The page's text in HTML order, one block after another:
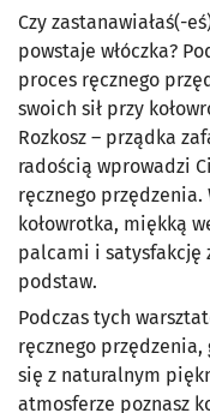
Czy zastanawiałaś(-
powstaje włóczka?
proces ręcznego
swoich sił przy
Rozkosz – prządka
radością wprowadzi
ręcznego
kołowrotka, miękką
palcami i satysfakcję
podstaw.
Podczas tych
ręcznego
się z naturalnym
atmosferze poznasz